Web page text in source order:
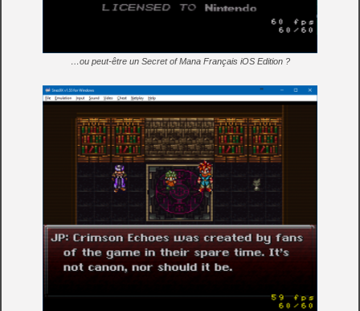
…ou peut-être un Secret of Mana Français iOS Edition ?